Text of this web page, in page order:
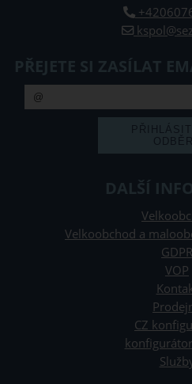
PŘEJETE SI ZASÍLAT
DALŠÍ
Velkoobchod a
GDPR
VOP
CZ